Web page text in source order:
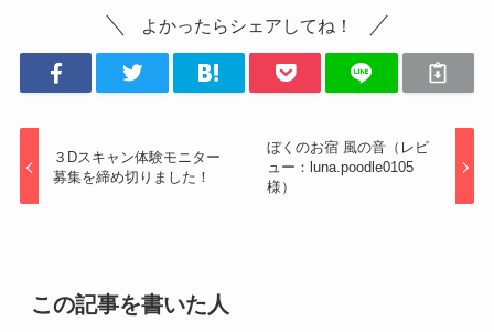
よかったらシェアしてね！
３Dスキャン体験モニター
募集を締め切りました！
ぼくのお宿 風の音（レビ
ュー：luna.poodle0105
様）
この記事を書いた人